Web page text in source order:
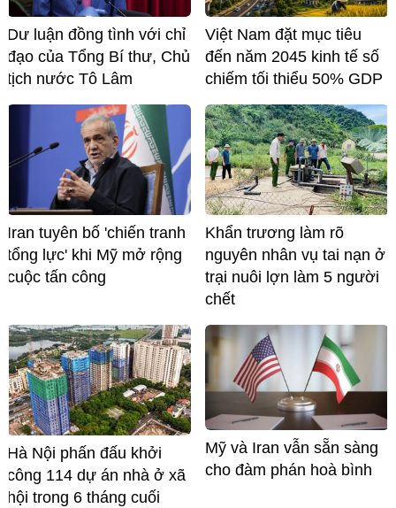
Dư luận đồng tình với chỉ
đạo của Tổng Bí thư, Chủ
tịch nước Tô Lâm
Việt Nam đặt mục tiêu
đến năm 2045 kinh tế số
chiếm tối thiểu 50% GDP
Iran tuyên bố 'chiến tranh
tổng lực' khi Mỹ mở rộng
cuộc tấn công
Khẩn trương làm rõ
nguyên nhân vụ tai nạn ở
trại nuôi lợn làm 5 người
chết
Hà Nội phấn đấu khởi
công 114 dự án nhà ở xã
hội trong 6 tháng cuối
Mỹ và Iran vẫn sẵn sàng
cho đàm phán hoà bình